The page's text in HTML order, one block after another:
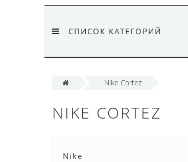
СПИСОК КАТЕГОРИЙ
Nike Cortez
NIKE CORTEZ
Nike